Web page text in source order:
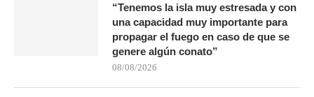
“Tenemos la isla muy estresada y con
una capacidad muy importante para
propagar el fuego en caso de que se
genere algún conato”
08/08/2026